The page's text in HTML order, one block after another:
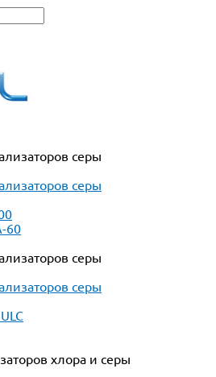
серы
серы
60
серы
серы
хлора и серы